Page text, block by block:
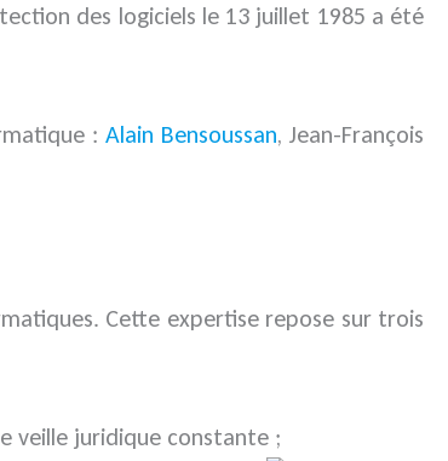
des logiciels le 13 juillet 1985 a été
: Alain Bensoussan, Jean-François
Cette expertise repose sur trois
veille juridique constante ;